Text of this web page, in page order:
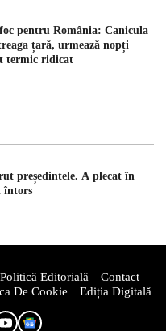
pentru România: Canicula
țară, urmează nopți
termic ridicat
președintele. A plecat în
întors
Politică Editorială
Contact
De Cookie Ediția Digitală